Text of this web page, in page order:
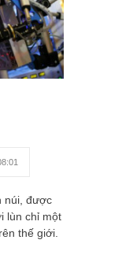
núi, được
lùn chỉ một
thế giới.